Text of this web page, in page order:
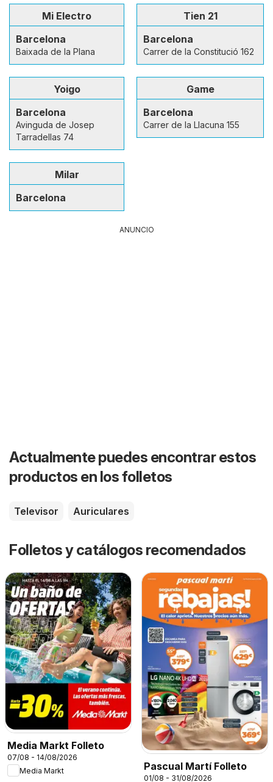
Mi Electro
Barcelona
Baixada de la Plana
Tien 21
Barcelona
Carrer de la Constitució 162
Yoigo
Barcelona
Avinguda de Josep
Tarradellas 74
Game
Barcelona
Carrer de la Llacuna 155
Milar
Barcelona
ANUNCIO
Actualmente puedes encontrar estos
productos en los folletos
Televisor Auriculares
Folletos y catálogos recomendados
Media Markt Folleto
07/08 - 14/08/2026
Media Markt
Pascual Martí Folleto
01/08 - 31/08/2026